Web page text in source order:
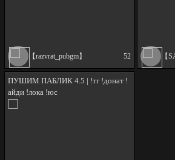
【razvrat_pubgm】 52
ПУШИМ ПАБЛИК 4.5 | !тг !донат !
айди !лока !юс